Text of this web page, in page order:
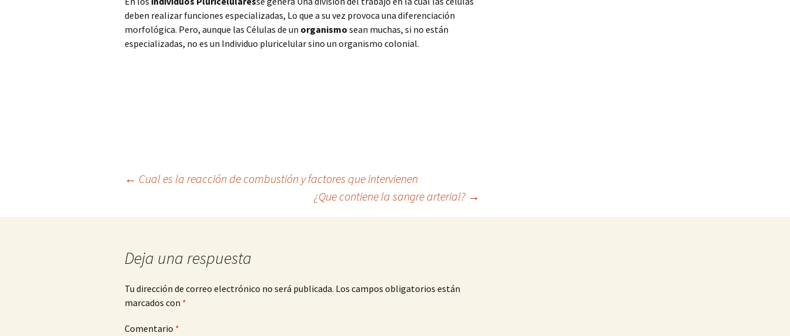
deben realizar funciones especializadas, Lo que a su vez provoca una diferenciación
morfológica. Pero, aunque las Células de un organismo sean muchas, si no están
especializadas, no es un Individuo pluricelular sino un organismo colonial.
Navegación
de
← Cual es la reacción de combustión y factores que intervienen
¿Que contiene la sangre arterial? →
Deja una respuesta
Tu dirección de correo electrónico no será publicada. Los campos obligatorios están
marcados con *
Comentario *